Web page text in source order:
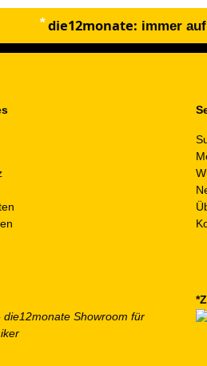
die12monate: immer